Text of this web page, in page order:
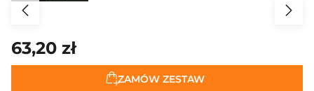
63,20 zł
ZAMÓW ZESTAW